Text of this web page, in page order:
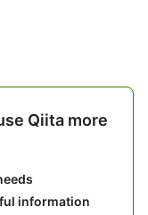
Qiita more
information